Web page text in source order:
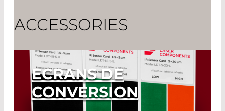
ACCESSORIES
ECRANS DE
CONVERSION